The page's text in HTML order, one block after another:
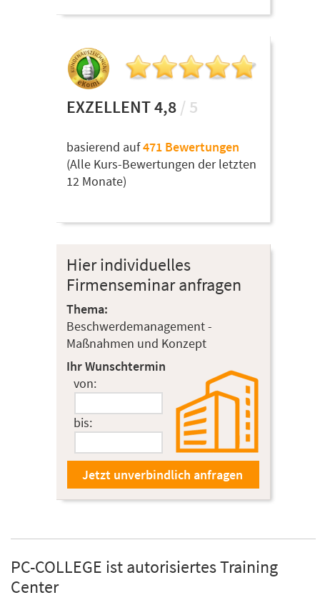
EXZELLENT 4,8 / 5
basierend auf471 Bewertungen
(Alle Kurs-Bewertungen der letzten
12 Monate)
Hier individuelles
Firmenseminar anfragen
Thema:
Beschwerdemanagement -
Maßnahmen und Konzept
Ihr Wunschtermin
von:
bis:
PC-COLLEGE ist autorisiertes Training
Center